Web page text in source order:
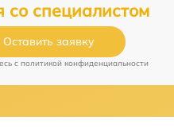
со специалистом
Оставить заявку
c политикой конфиденциальности